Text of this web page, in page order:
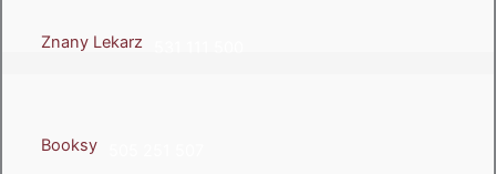
Znany Lekarz
Booksy